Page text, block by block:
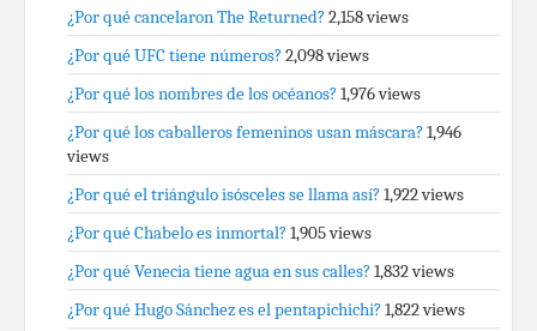
¿Por qué cancelaron The Returned? 2,158 views
¿Por qué UFC tiene números? 2,098 views
¿Por qué los nombres de los océanos? 1,976 views
¿Por qué los caballeros femeninos usan máscara? 1,946
views
¿Por qué el triángulo isósceles se llama así? 1,922 views
¿Por qué Chabelo es inmortal? 1,905 views
¿Por qué Venecia tiene agua en sus calles? 1,832 views
¿Por qué Hugo Sánchez es el pentapichichi? 1,822 views